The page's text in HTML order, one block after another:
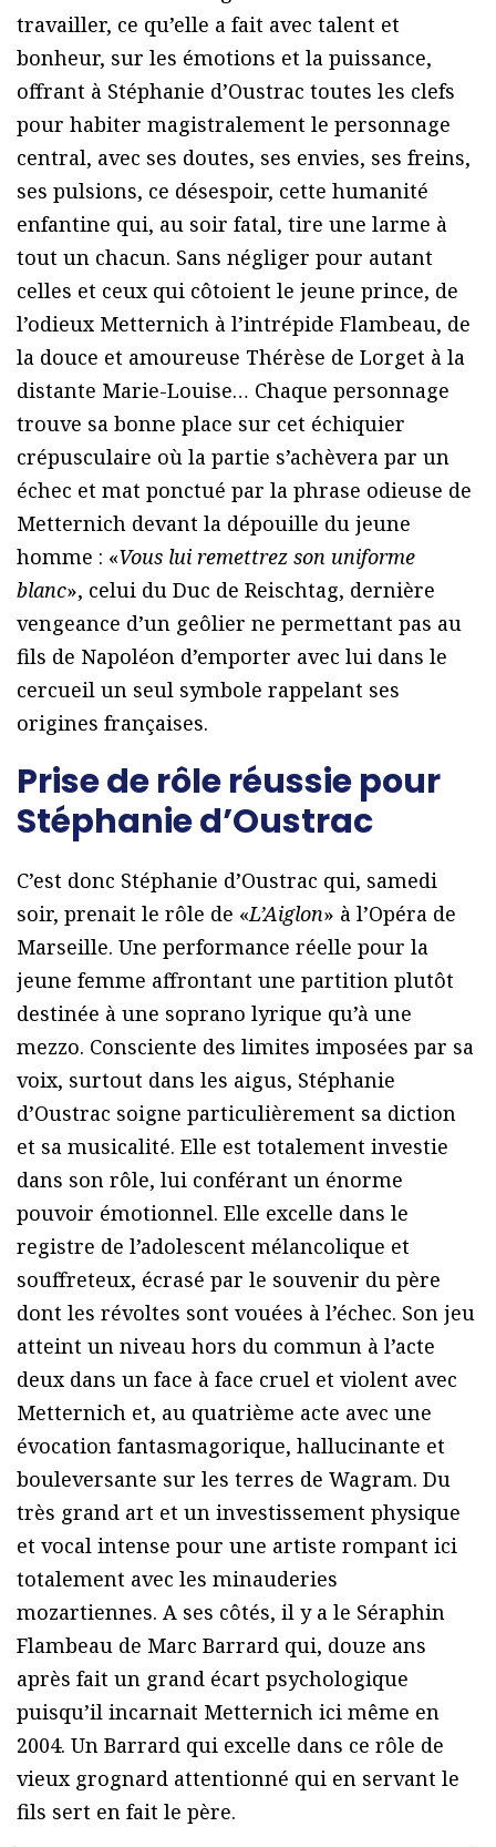
travailler, ce qu’elle a fait avec talent et
bonheur, sur les émotions et la puissance,
offrant à Stéphanie d’Oustrac toutes les clefs
pour habiter magistralement le personnage
central, avec ses doutes, ses envies, ses freins,
ses pulsions, ce désespoir, cette humanité
enfantine qui, au soir fatal, tire une larme à
tout un chacun. Sans négliger pour autant
celles et ceux qui côtoient le jeune prince, de
l’odieux Metternich à l’intrépide Flambeau, de
la douce et amoureuse Thérèse de Lorget à la
distante Marie-Louise… Chaque personnage
trouve sa bonne place sur cet échiquier
crépusculaire où la partie s’achèvera par un
échec et mat ponctué par la phrase odieuse de
Metternich devant la dépouille du jeune
homme : «Vous lui remettrez son uniforme
blanc», celui du Duc de Reischtag, dernière
vengeance d’un geôlier ne permettant pas au
fils de Napoléon d’emporter avec lui dans le
cercueil un seul symbole rappelant ses
origines françaises.
Prise de rôle réussie pour
Stéphanie d’Oustrac
C’est donc Stéphanie d’Oustrac qui, samedi
soir, prenait le rôle de «L’Aiglon» à l’Opéra de
Marseille. Une performance réelle pour la
jeune femme affrontant une partition plutôt
destinée à une soprano lyrique qu’à une
mezzo. Consciente des limites imposées par sa
voix, surtout dans les aigus, Stéphanie
d’Oustrac soigne particulièrement sa diction
et sa musicalité. Elle est totalement investie
dans son rôle, lui conférant un énorme
pouvoir émotionnel. Elle excelle dans le
registre de l’adolescent mélancolique et
souffreteux, écrasé par le souvenir du père
dont les révoltes sont vouées à l’échec. Son jeu
atteint un niveau hors du commun à l’acte
deux dans un face à face cruel et violent avec
Metternich et, au quatrième acte avec une
évocation fantasmagorique, hallucinante et
bouleversante sur les terres de Wagram. Du
très grand art et un investissement physique
et vocal intense pour une artiste rompant ici
totalement avec les minauderies
mozartiennes. A ses côtés, il y a le Séraphin
Flambeau de Marc Barrard qui, douze ans
après fait un grand écart psychologique
puisqu’il incarnait Metternich ici même en
2004. Un Barrard qui excelle dans ce rôle de
vieux grognard attentionné qui en servant le
fils sert en fait le père.